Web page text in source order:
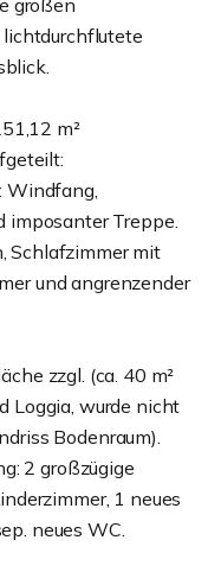
großen
m²
Windfang,
imposanter Treppe.
Schlafzimmer mit
und angrenzender
zzgl. (ca. 40 m²
Loggia, wurde nicht
Bodenraum).
2 großzügige
1 neues
neues WC.